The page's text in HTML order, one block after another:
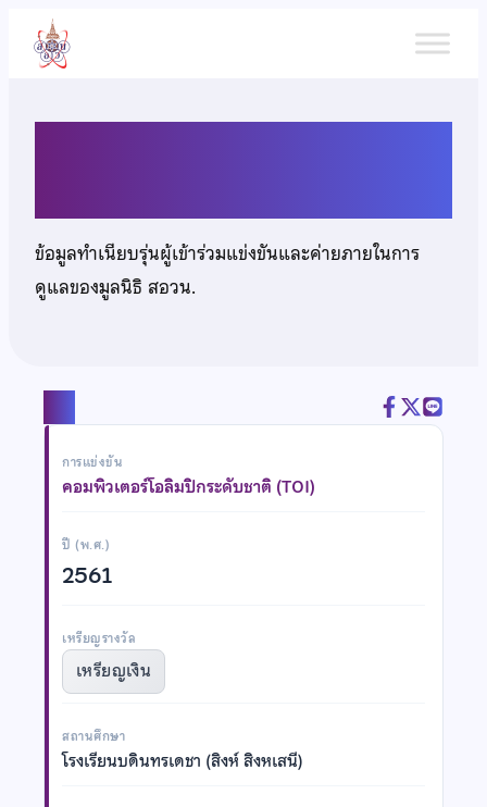
เนื้อหา
ข้อมูลทำเนียบรุ่นผู้เข้าร่วมแข่งขันและค่ายภายในการ
ดูแลของมูลนิธิ สอวน.
การแข่งขัน
คอมพิวเตอร์โอลิมปิกระดับชาติ (TOI)
ปี (พ.ศ.)
2561
เหรียญรางวัล
เหรียญเงิน
สถานศึกษา
โรงเรียนบดินทรเดชา (สิงห์ สิงหเสนี)